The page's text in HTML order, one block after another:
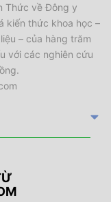
Thức về Đông y
kiến thức khoa học –
– của hàng trăm
với các nghiên cứu